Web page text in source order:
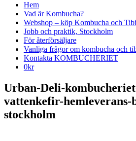
Hem
Vad är Kombucha?
Webshop – köp Kombucha och
Jobb och praktik, Stockholm
För återförsäljare
Vanliga frågor om kombucha och
Kontakta KOMBUCHERIET
0kr
Urban-Deli-
vattenkefir-hemleverans-
stockholm